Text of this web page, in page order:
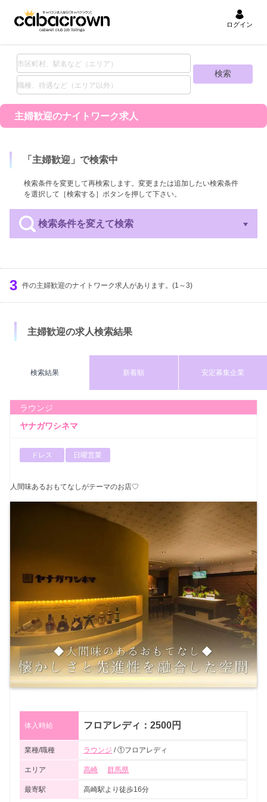
ログイン
主婦歓迎のナイトワーク求人
「 主婦歓迎 」で検索中
検索条件を変更して再検索します。変更または追加したい検索条件
を選択して［検索する］ボタンを押して下さい。
検索条件を変えて検索
服装
募集年齢
体入時給
検索する
3 件の主婦歓迎のナイトワーク求人があります。(1～3)
主婦歓迎の求人検索結果
検索結果 新着順 安定募集企業
ラウンジ
ヤナガワシネマ
ドレス 日曜営業
人間味あるおもてなしがテーマのお店♡
体入時給 フロアレディ：2500円
業種/職種 ラウンジ / ①フロアレディ
エリア 高崎 群馬県
最寄駅 高崎駅より徒歩16分